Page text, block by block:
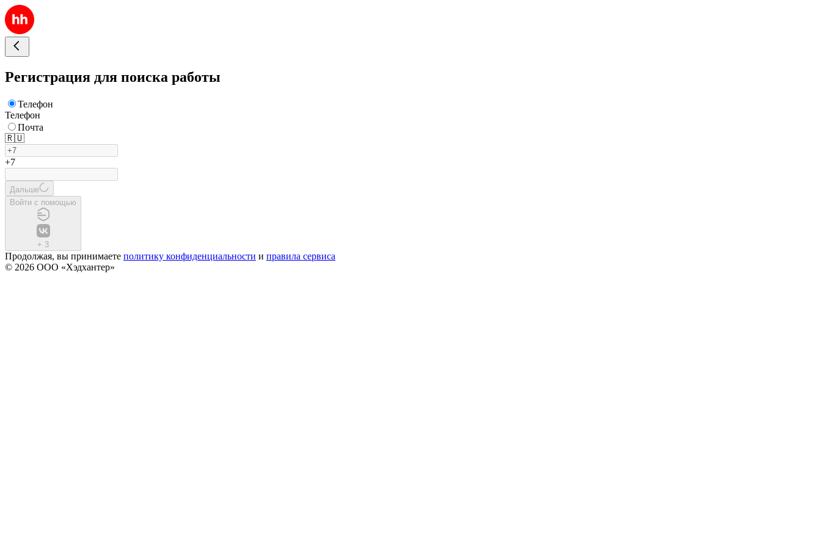
Регистрация для поиска работы
Телефон
Телефон
Почта
🇷🇺
+7
Дальше
Войти с помощью
+ 3
Продолжая, вы принимаете политику конфиденциальности и правила сервиса
© 2026 ООО «Хэдхантер»